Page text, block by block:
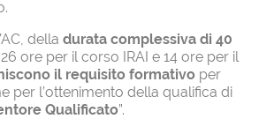
della durata complessiva di 40
ore per il corso IRAI e 14 ore per il
il requisito formativo per
per l’ottenimento della qualifica di
Qualificato”.